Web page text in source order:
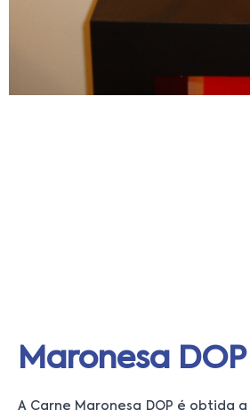
Maronesa DOP
A Carne Maronesa DOP é obtida